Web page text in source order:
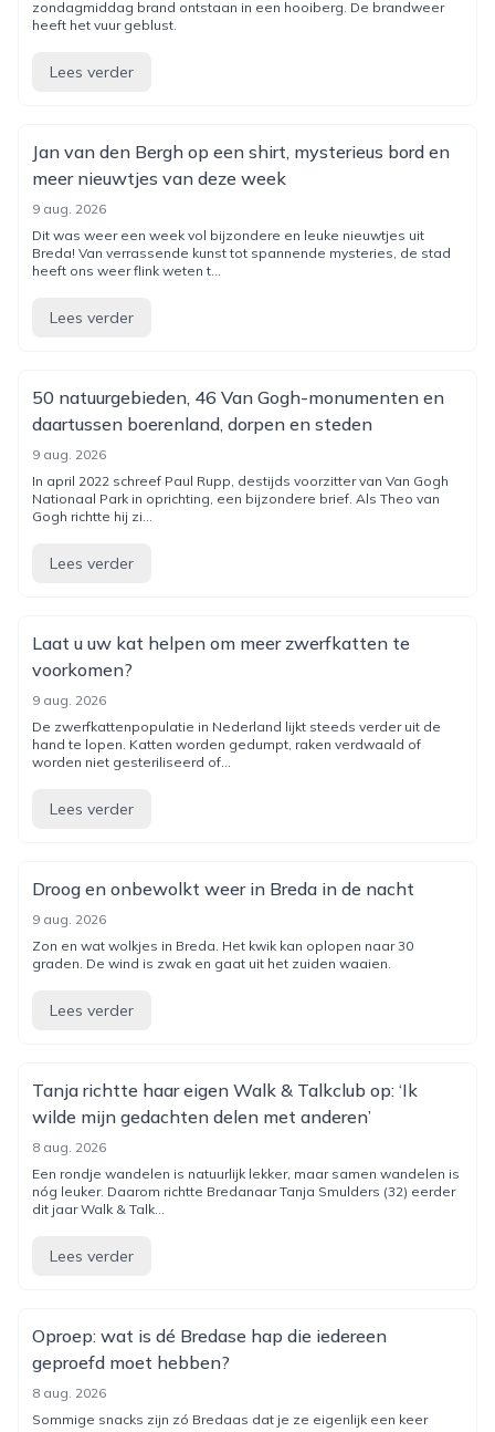
zondagmiddag brand ontstaan in een hooiberg. De brandweer
heeft het vuur geblust.
Lees verder
Jan van den Bergh op een shirt, mysterieus bord en
meer nieuwtjes van deze week
9 aug. 2026
Dit was weer een week vol bijzondere en leuke nieuwtjes uit
Breda! Van verrassende kunst tot spannende mysteries, de stad
heeft ons weer flink weten t...
Lees verder
50 natuurgebieden, 46 Van Gogh-monumenten en
daartussen boerenland, dorpen en steden
9 aug. 2026
In april 2022 schreef Paul Rupp, destijds voorzitter van Van Gogh
Nationaal Park in oprichting, een bijzondere brief. Als Theo van
Gogh richtte hij zi...
Lees verder
Laat u uw kat helpen om meer zwerfkatten te
voorkomen?
9 aug. 2026
De zwerfkattenpopulatie in Nederland lijkt steeds verder uit de
hand te lopen. Katten worden gedumpt, raken verdwaald of
worden niet gesteriliseerd of...
Lees verder
Droog en onbewolkt weer in Breda in de nacht
9 aug. 2026
Zon en wat wolkjes in Breda. Het kwik kan oplopen naar 30
graden. De wind is zwak en gaat uit het zuiden waaien.
Lees verder
Tanja richtte haar eigen Walk & Talkclub op: ‘Ik
wilde mijn gedachten delen met anderen’
8 aug. 2026
Een rondje wandelen is natuurlijk lekker, maar samen wandelen is
nóg leuker. Daarom richtte Bredanaar Tanja Smulders (32) eerder
dit jaar Walk & Talk...
Lees verder
Oproep: wat is dé Bredase hap die iedereen
geproefd moet hebben?
8 aug. 2026
Sommige snacks zijn zó Bredaas dat je ze eigenlijk een keer